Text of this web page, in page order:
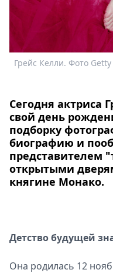
Грейс Келли. Фото Getty
Сегодня актриса
свой день
подборку
биографию и
представителем
открытыми
княгине Монако.
Детство будущей
Она родилась 12